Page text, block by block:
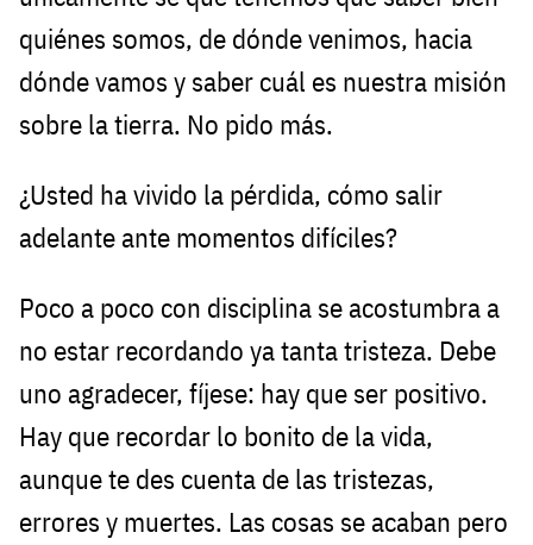
quiénes somos, de dónde venimos, hacia
dónde vamos y saber cuál es nuestra misión
sobre la tierra. No pido más.
¿Usted ha vivido la pérdida, cómo salir
adelante ante momentos difíciles?
Poco a poco con disciplina se acostumbra a
no estar recordando ya tanta tristeza. Debe
uno agradecer, fíjese: hay que ser positivo.
Hay que recordar lo bonito de la vida,
aunque te des cuenta de las tristezas,
errores y muertes. Las cosas se acaban pero